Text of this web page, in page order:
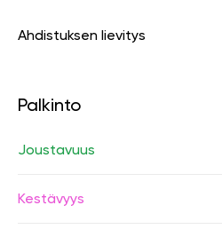
Ahdistuksen lievitys
Palkinto
Joustavuus
Kestävyys